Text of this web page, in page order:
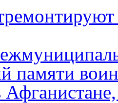
памяти